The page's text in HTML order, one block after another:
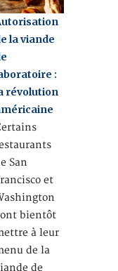
la viande
:
révolution
San
et
bientôt
à leur
de la
de